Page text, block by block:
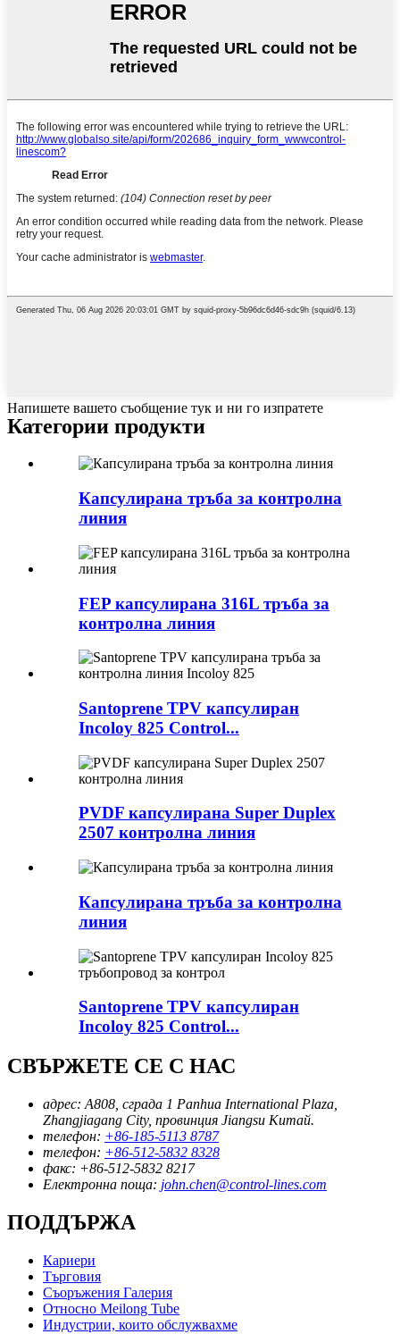
Напишете вашето съобщение тук и ни го изпратете
Категории продукти
Капсулирана тръба за контролна
линия
FEP капсулирана 316L тръба за
контролна линия
Santoprene TPV капсулиран
Incoloy 825 Control...
PVDF капсулирана Super Duplex
2507 контролна линия
Капсулирана тръба за контролна
линия
Santoprene TPV капсулиран
Incoloy 825 Control...
СВЪРЖЕТЕ СЕ С НАС
адрес: A808, сграда 1 Panhua International Plaza,
Zhangjiagang City, провинция Jiangsu Китай.
телефон: +86-185-5113 8787
телефон: +86-512-5832 8328
факс: +86-512-5832 8217
Електронна поща: john.chen@control-lines.com
ПОДДЪРЖА
Кариери
Търговия
Съоръжения Галерия
Относно Meilong Tube
Индустрии, които обслужвахме